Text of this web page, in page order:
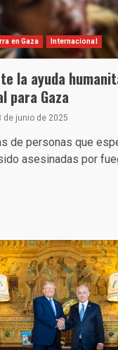
en Gaza Internacional
la ayuda
para Gaza
de junio de 2025
de personas que
asesinadas por